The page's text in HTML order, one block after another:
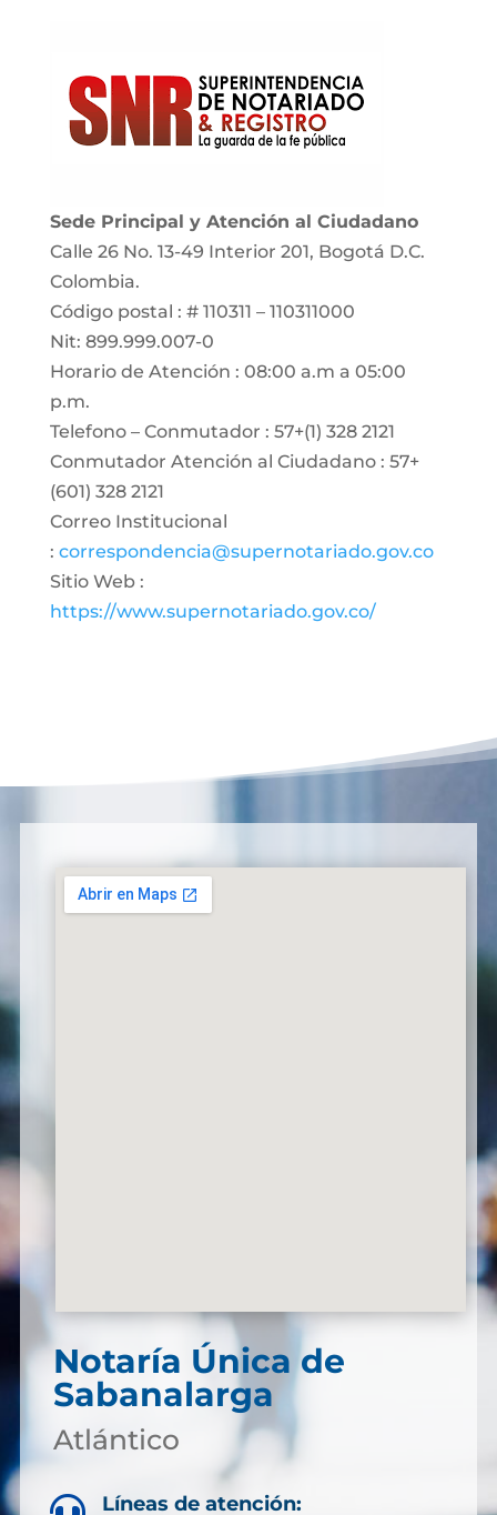
Sede Principal y Atención al Ciudadano
Calle 26 No. 13-49 Interior 201, Bogotá D.C.
Colombia.
Código postal : # 110311 – 110311000
Nit: 899.999.007-0
Horario de Atención : 08:00 a.m a 05:00
p.m.
Telefono – Conmutador : 57+(1) 328 2121
Conmutador Atención al Ciudadano : 57+
(601) 328 2121
Correo Institucional
: correspondencia@supernotariado.gov.co
Sitio Web :
https://www.supernotariado.gov.co/
Notaría Única de
Sabanalarga
Atlántico
Líneas de atención: